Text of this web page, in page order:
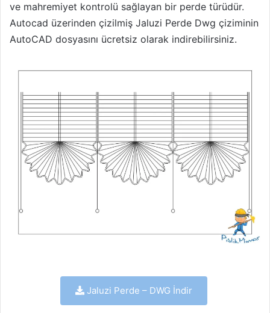
ve mahremiyet kontrolü sağlayan bir perde türüdür.
Autocad üzerinden çizilmiş Jaluzi Perde Dwg çiziminin
AutoCAD dosyasını ücretsiz olarak indirebilirsiniz.
Jaluzi Perde – DWG İndir